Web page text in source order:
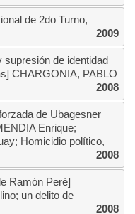
de 2do Turno,
2009
supresión de identidad
CHARGONIA, PABLO
2008
de Ubagesner
Enrique;
Homicidio político,
2008
Ramón Peré]
un delito de
2008